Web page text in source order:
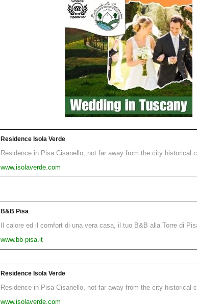
Residence Isola Verde
Residence in Pisa Cisanello, not far away from the city historical
www.isolaverde.com
B&B Pisa
Il calore ed il comfort di una vera casa, il tuo B&B alla Torre di
www.bb-pisa.it
Residence Isola Verde
Residence in Pisa Cisanello, not far away from the city historical
www.isolaverde.com